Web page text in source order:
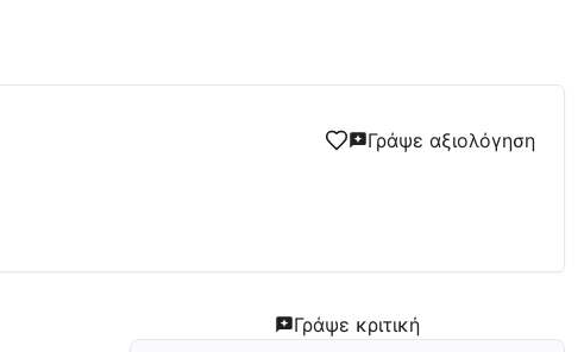
Γράψε αξιολόγηση
Γράψε κριτική